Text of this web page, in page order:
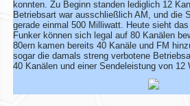
Wir überarbeiten
Wir aktualisieren derzeit unsere Karte
Alle aktiven Mitglieder werden ab
Symbol markiert.
Du bist auch noch aktiv? Dann
konnten. Zu Beginn standen lediglich 12
Betriebsart war ausschließlich AM, und die
gerade einmal 500 Milliwatt. Heute sieht
Funker können sich legal auf 80 Kanälen
80ern kamen bereits 40 Kanäle und FM
sogar die damals streng verbotene
40 Kanälen und einer Sendeleistung von 12